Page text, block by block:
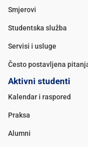
Smjerovi
Studentska služba
Servisi i usluge
Često postavljena
Aktivni studenti
Kalendar i raspored
Praksa
Alumni